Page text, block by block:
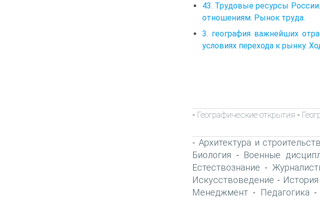
43. Трудовые ресурсы
отношениям. Рынок труда.
3. география важнейших
условиях перехода к рынку.
- Географические открытия -
- Архитектура и
Биология - Военные
Естествознание -
Искусствоведение - История
Менеджмент - Педагогика -